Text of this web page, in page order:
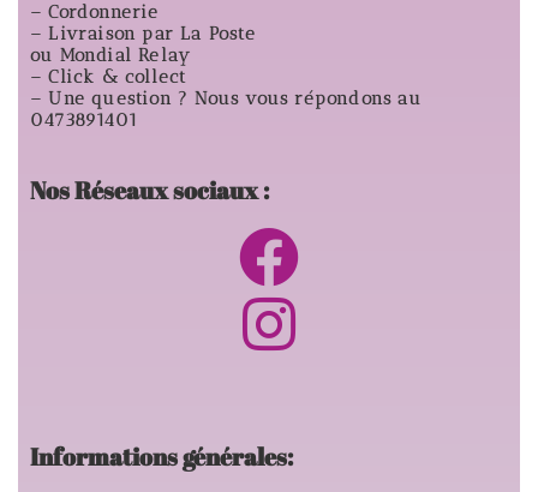
– Cordonnerie
– Livraison par La Poste
ou Mondial Relay
– Click & collect
– Une question ? Nous vous répondons au
0473891401
Nos Réseaux sociaux :
Informations générales: